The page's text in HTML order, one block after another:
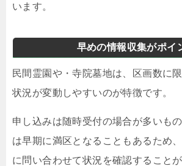
います。
早めの情報収集がポイ
民間霊園や・寺院墓地は、区画数に
状況が変動しやすいのが特徴です。
申し込みは随時受付の場合が多いも
は早期に満区となることもあるため
に問い合わせて状況を確認することが